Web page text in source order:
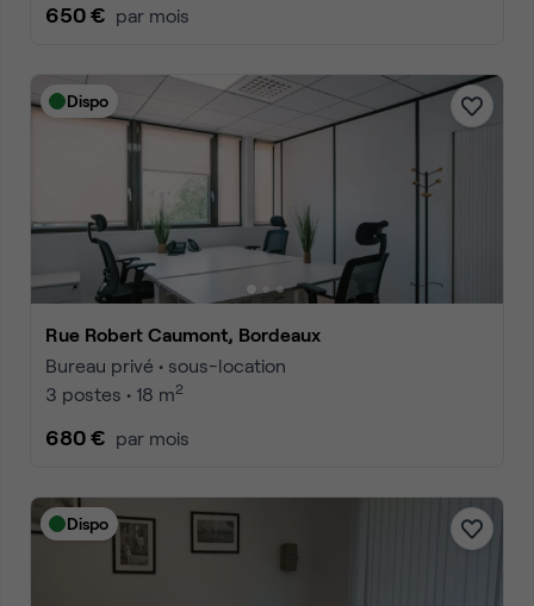
650 € par mois
Dispo
Rue Robert Caumont, Bordeaux
Bureau privé • sous-location
3 postes • 18 m2
680 € par mois
Dispo